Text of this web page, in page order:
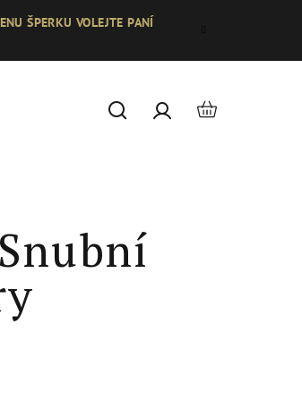
ŠPERKU VOLEJTE PANÍ
HledatPřihlášení
Nákupní